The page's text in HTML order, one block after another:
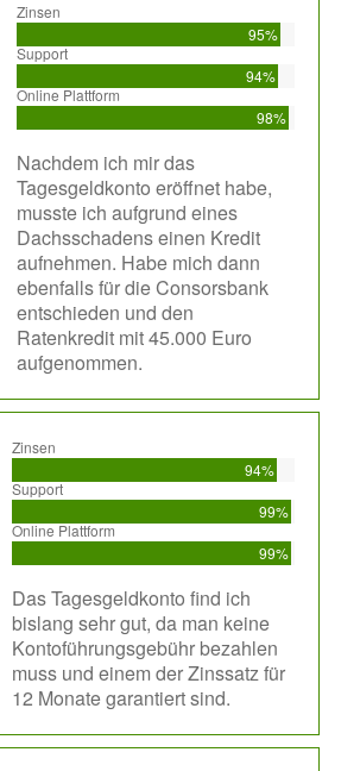
Zinsen
95%
Support
94%
Online Plattform
98%
Nachdem ich mir das
Tagesgeldkonto eröffnet habe,
musste ich aufgrund eines
Dachsschadens einen Kredit
aufnehmen. Habe mich dann
ebenfalls für die Consorsbank
entschieden und den
Ratenkredit mit 45.000 Euro
aufgenommen.
Zinsen
94%
Support
99%
Online Plattform
99%
Das Tagesgeldkonto find ich
bislang sehr gut, da man keine
Kontoführungsgebühr bezahlen
muss und einem der Zinssatz für
12 Monate garantiert sind.